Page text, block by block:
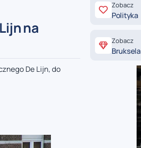
na
De Lijn, do
Zobacz
Polityka
Zobacz
Bruksela